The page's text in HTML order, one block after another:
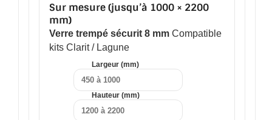
Sur mesure (jusqu’à 1000 × 2200
mm)
Verre trempé sécurit 8 mm Compatible
kits Clarit / Lagune
Largeur (mm)
Hauteur (mm)